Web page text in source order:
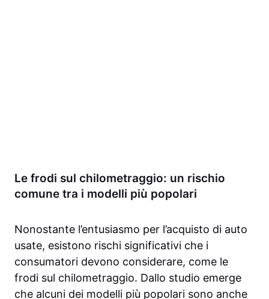
Le frodi sul chilometraggio: un rischio
comune tra i modelli più popolari
Nonostante l’entusiasmo per l’acquisto di auto
usate, esistono rischi significativi che i
consumatori devono considerare, come le
frodi sul chilometraggio. Dallo studio emerge
che alcuni dei modelli più popolari sono anche